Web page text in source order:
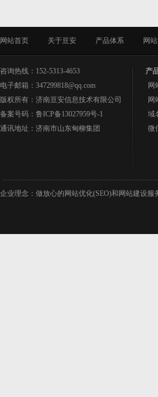
网站首页 关于亘安 产品体系 网
咨询热线：152-5313-4653
电子邮箱：347299818@qq.com
版权所有：济南亘安信息技术有限公司
备案号码： 鲁ICP备13027959号-1
通讯地址：济南市山东甸柳集团
产
网
网
域
微
企业理念：做放心的网站优化(SEO)和网站建设